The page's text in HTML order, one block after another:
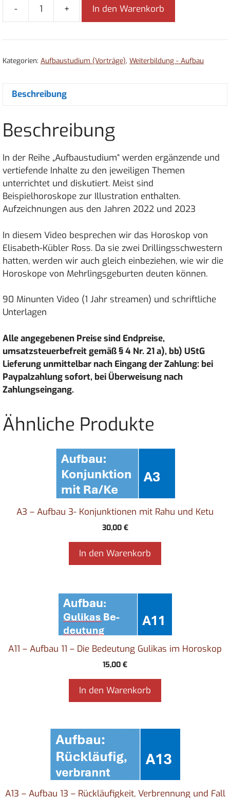
-
Aufbau
-
Menge
+ In den Warenkorb
Kategorien: Aufbaustudium (Vorträge), Weiterbildung - Aufbau
Beschreibung
Beschreibung
In der Reihe „Aufbaustudium“ werden ergänzende und
vertiefende Inhalte zu den jeweiligen Themen
unterrichtet und diskutiert. Meist sind
Beispielhoroskope zur Illustration enthalten.
Aufzeichnungen aus den Jahren 2022 und 2023
In diesem Video besprechen wir das Horoskop von
Elisabeth-Kübler Ross. Da sie zwei Drillingsschwestern
hatten, werden wir auch gleich einbeziehen, wie wir die
Horoskope von Mehrlingsgeburten deuten können.
90 Minunten Video (1 Jahr streamen) und schriftliche
Unterlagen
Alle angegebenen Preise sind Endpreise,
umsatzsteuerbefreit gemäß § 4 Nr. 21 a), bb) UStG
Lieferung unmittelbar nach Eingang der Zahlung: bei
Paypalzahlung sofort, bei Überweisung nach
Zahlungseingang.
Ähnliche Produkte
A3 – Aufbau 3- Konjunktionen mit Rahu und Ketu
30,00 €
In den Warenkorb
A11 – Aufbau 11 – Die Bedeutung Gulikas im Horoskop
15,00 €
In den Warenkorb
A13 – Aufbau 13 – Rückläufigkeit, Verbrennung und Fall